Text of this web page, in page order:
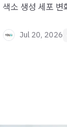
색소 생성 세포 변
Jul 20, 2026